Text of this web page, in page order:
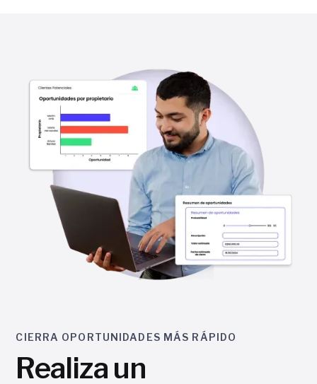
CIERRA OPORTUNIDADES MÁS RÁPIDO
Realiza un